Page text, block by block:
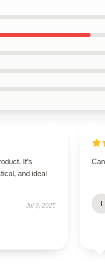
It’s
and ideal
Jul 9, 2025 I